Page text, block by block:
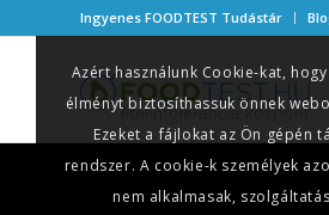
Ingyenes FOODTEST Tudástár
Azért használunk Cookie-kat,
élményt biztosíthassuk önnek
Ezeket a fájlokat az Ön gépén
rendszer. A cookie-k személyek
nem alkalmasak,